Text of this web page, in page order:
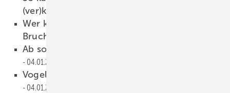
(ver)kleben
Wer kennt den Thermischen Doppel-Y-
Bruch?
Ab sofort CO2-reduziertes Glas verfügbar
04.01.2023
Vogelschutzgläser aus der Laser-Anlage
04.01.2023